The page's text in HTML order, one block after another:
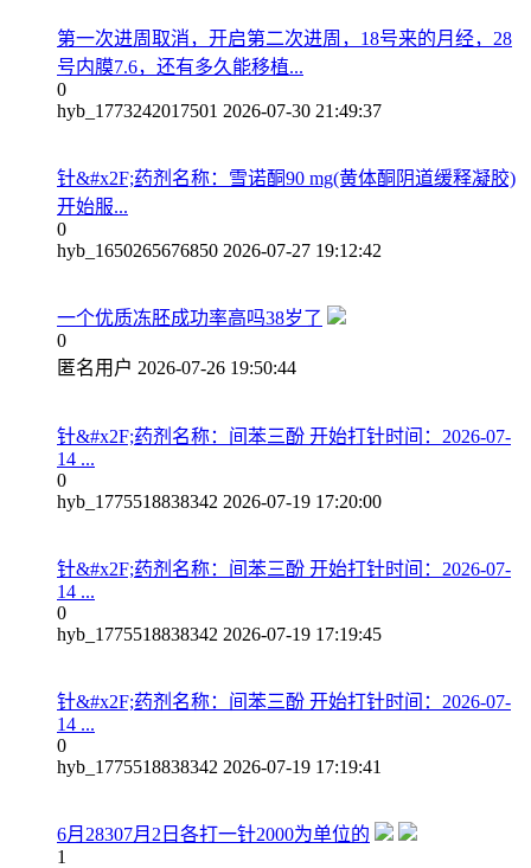
第一次进周取消，开启第二次进周，18号来的月经，28
号内膜7.6，还有多久能移植...
0
hyb_1773242017501 2026-07-30 21:49:37
针&#x2F;药剂名称：雪诺酮90 mg(黄体酮阴道缓释凝胶)
开始服...
0
hyb_1650265676850 2026-07-27 19:12:42
一个优质冻胚成功率高吗38岁了
0
匿名用户 2026-07-26 19:50:44
针&#x2F;药剂名称：间苯三酚 开始打针时间：2026-07-
14 ...
0
hyb_1775518838342 2026-07-19 17:20:00
针&#x2F;药剂名称：间苯三酚 开始打针时间：2026-07-
14 ...
0
hyb_1775518838342 2026-07-19 17:19:45
针&#x2F;药剂名称：间苯三酚 开始打针时间：2026-07-
14 ...
0
hyb_1775518838342 2026-07-19 17:19:41
6月28307月2日各打一针2000为单位的
1